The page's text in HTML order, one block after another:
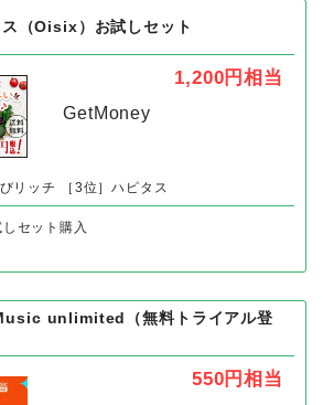
件
ス（Oisix）お試しセット
GetMoney
リッチ ［3位］ハピタス
セット購入